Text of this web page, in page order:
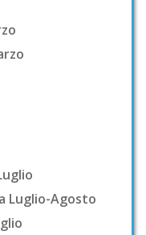
Luglio-Agosto